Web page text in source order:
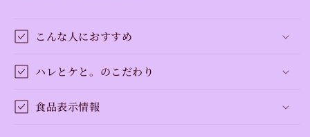
こんな人におすすめ
ハレとケと。のこだわり
食品表示情報